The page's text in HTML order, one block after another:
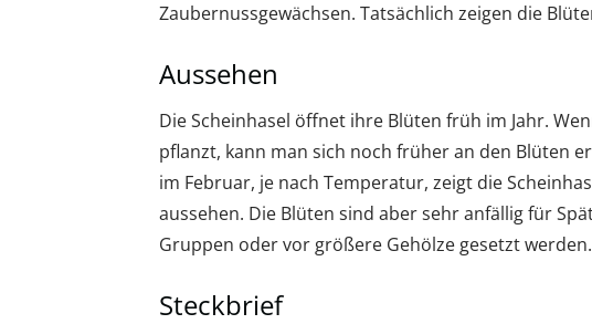
Zaubernussgewächsen. Tatsächlich zeigen die
Aussehen
Die Scheinhasel öffnet ihre Blüten früh im Jahr.
pflanzt, kann man sich noch früher an den Blüten
im Februar, je nach Temperatur, zeigt die
aussehen. Die Blüten sind aber sehr anfällig für
Gruppen oder vor größere Gehölze gesetzt werden.
Steckbrief